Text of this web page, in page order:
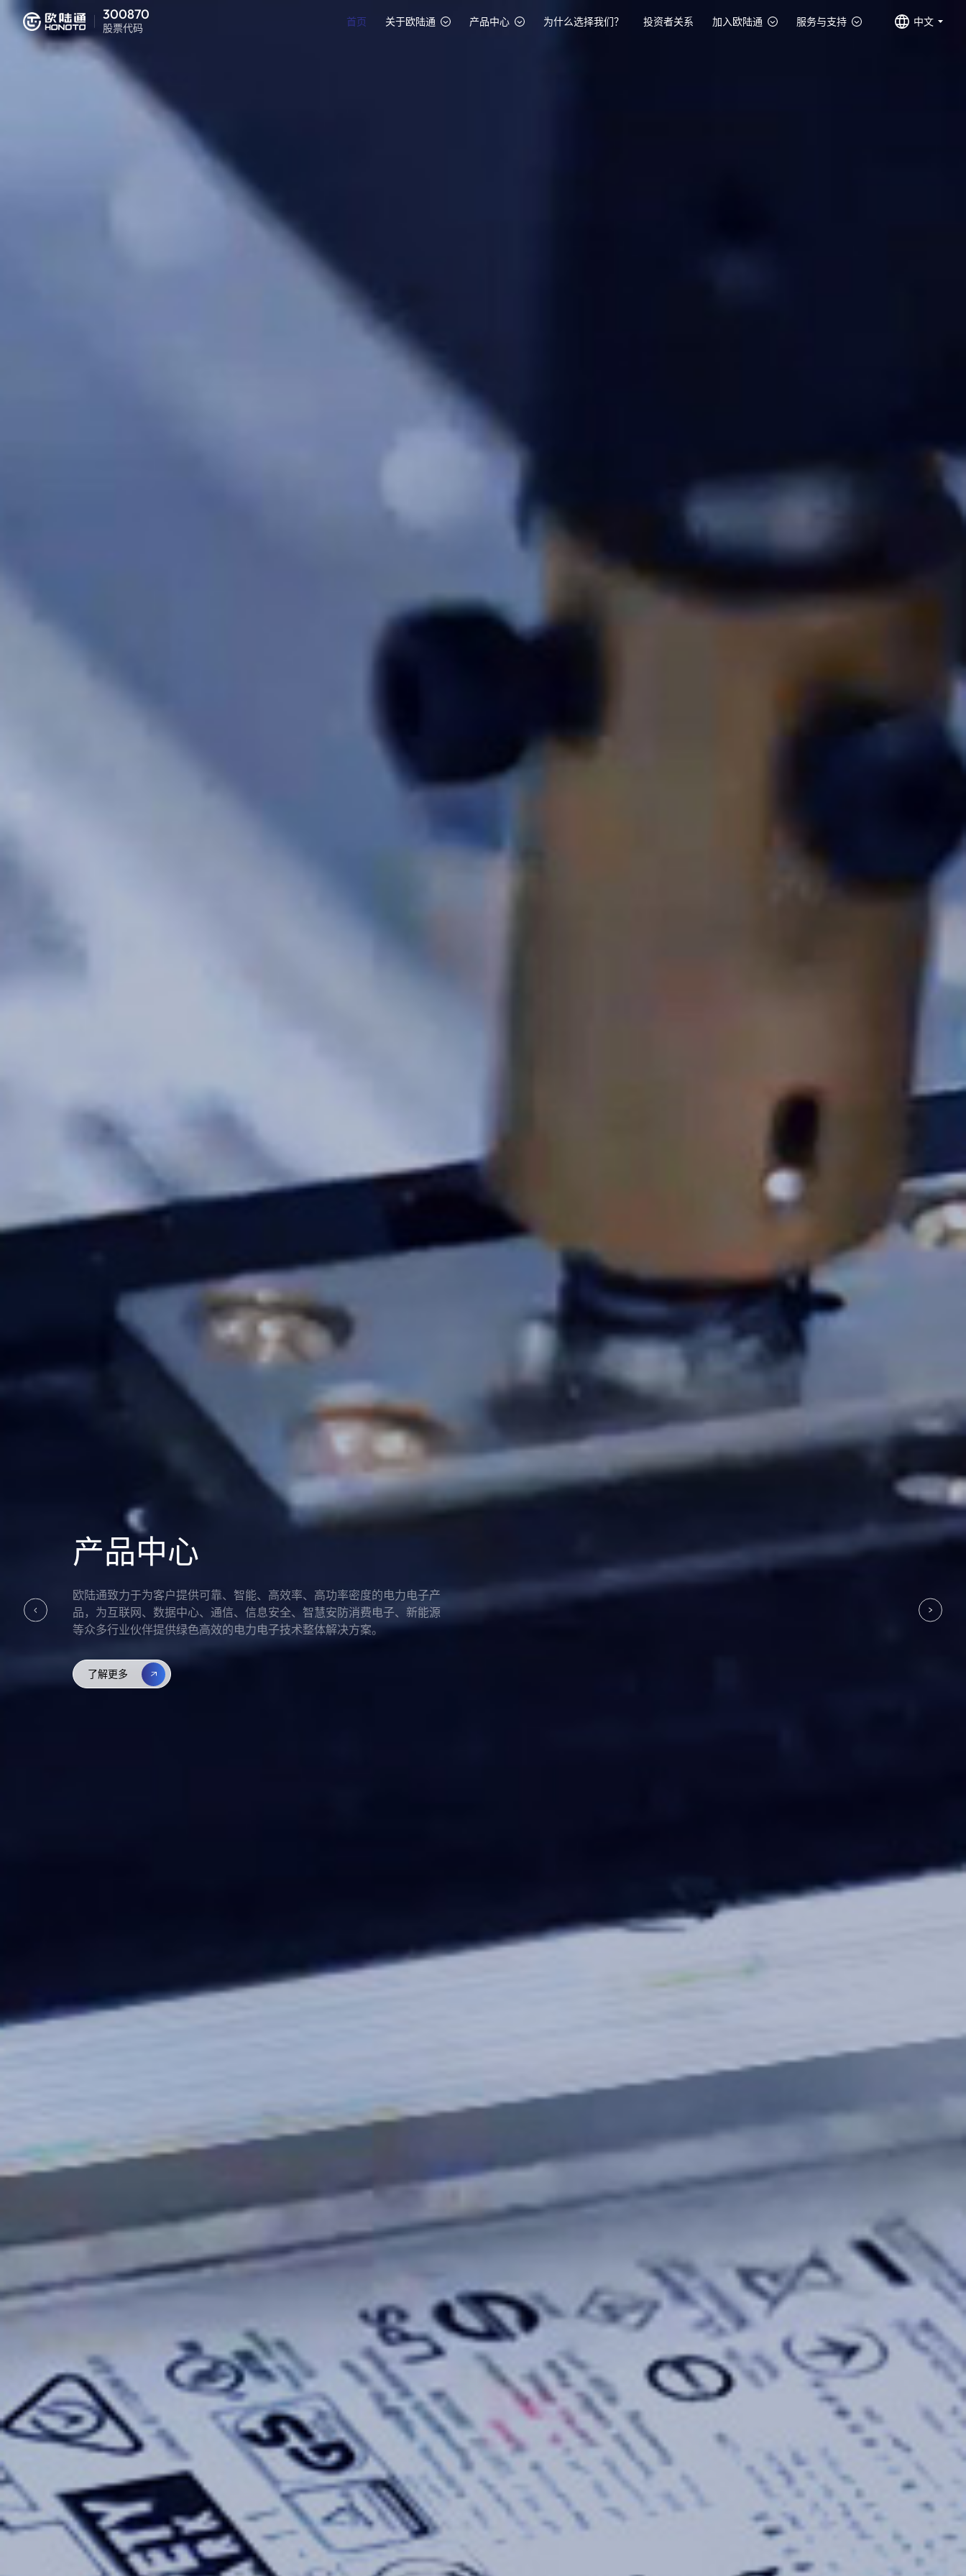
300870
股票代码
首页 关于欧陆通 产品中心 为什么选择我们？ 投资者关系 加入欧陆通 服务与支持 中文
国家级CNAS实验室
公司实验室的测试能力与管理体系已达到国际互认水平，检测报告和结果
可实现在全球上百个国家和地区的互信认可。